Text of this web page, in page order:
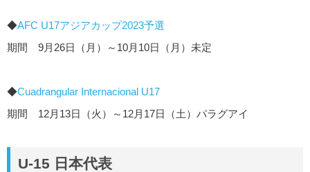
◆AFC U17アジアカップ2023予選
期間 9月26日（月）～10月10日（月）未定
◆Cuadrangular Internacional U17
期間 12月13日（火）～12月17日（土）パラグアイ
U-15 日本代表